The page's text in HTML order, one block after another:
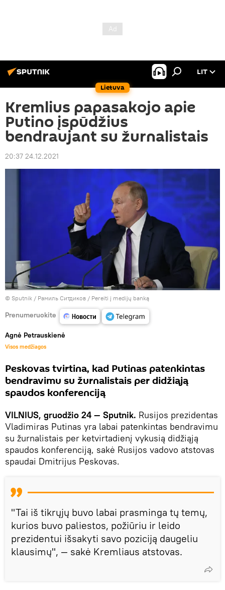
Lietuva
LIT
Kremlius papasakojo apie
Putino įspūdžius
bendraujant su žurnalistais
20:37 24.12.2021
© Sputnik / Рамиль Ситдиков / Pereiti į medijų banką
Prenumeruokite
Agnė Petrauskienė
Visos medžiagos
Peskovas tvirtina, kad Putinas patenkintas
bendravimu su žurnalistais per didžiąją
spaudos konferenciją
VILNIUS, gruodžio 24 — Sputnik. Rusijos prezidentas
Vladimiras Putinas yra labai patenkintas bendravimu
su žurnalistais per ketvirtadienį vykusią didžiąją
spaudos konferenciją, sakė Rusijos vadovo atstovas
spaudai Dmitrijus Peskovas.
"Tai iš tikrųjų buvo labai prasminga tų temų,
kurios buvo paliestos, požiūriu ir leido
prezidentui išsakyti savo poziciją daugeliu
klausimų", — sakė Kremliaus atstovas.